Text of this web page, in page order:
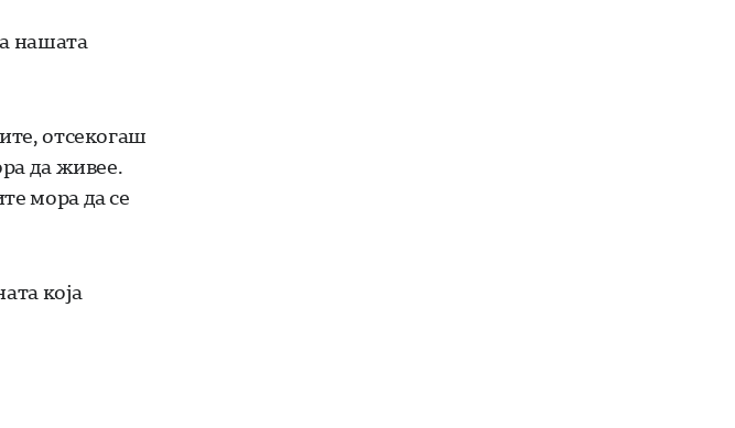
нашата
отсекогаш
да живее.
мора да се
која